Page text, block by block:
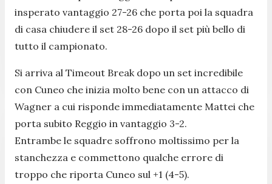
insperato vantaggio 27-26 che porta poi la squadra
di casa chiudere il set 28-26 dopo il set più bello di
tutto il campionato.
Si arriva al Timeout Break dopo un set incredibile
con Cuneo che inizia molto bene con un attacco di
Wagner a cui risponde immediatamente Mattei che
porta subito Reggio in vantaggio 3-2.
Entrambe le squadre soffrono moltissimo per la
stanchezza e commettono qualche errore di
troppo che riporta Cuneo sul +1 (4-5).